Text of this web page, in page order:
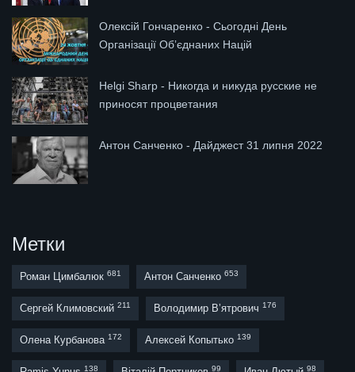
Олексій Гончаренко - Сьогодні День
Організації Обʼєднаних Націй
Helgi Sharp - Никогда и никуда русские не
приносят процветания
Антон Санченко - Дайджест 31 липня 2022
Метки
Роман Цимбалюк 681 Антон Санченко 653
Сергей Климовский 211 Володимир В’ятрович 176
Олена Курбанова 172 Алексей Копытько 139
138 99 98